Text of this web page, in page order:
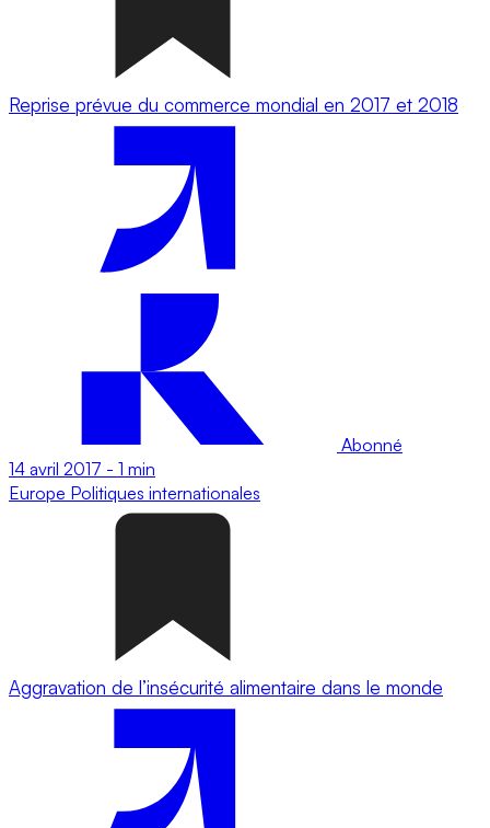
Reprise prévue du commerce mondial en 2017 et 2018
Abonné
14 avril 2017 - 1 min
Europe Politiques internationales
Aggravation de l’insécurité alimentaire dans le monde